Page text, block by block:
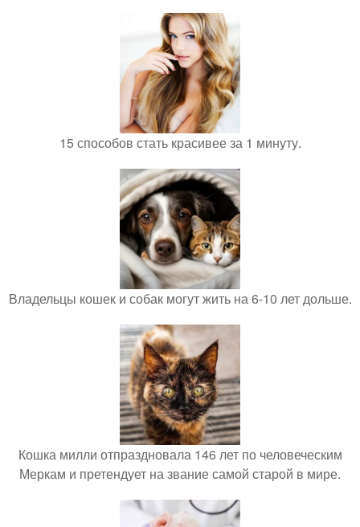
15 способов стать красивее за 1 минуту.
Владельцы кошек и собак могут жить на 6-10 лет дольше.
Кошка милли отпраздновала 146 лет по человеческим
Меркам и претендует на звание самой старой в мире.